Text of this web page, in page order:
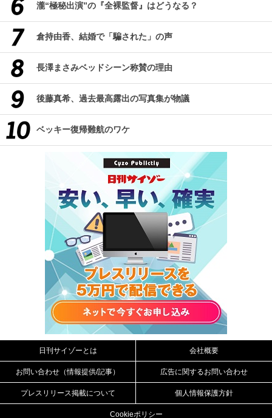
瀧“極秘出演”の『全裸監督』はどうなる？
倉持由香、結婚で「騙された」の声
長澤まさみベッドシーン称賛の理由
後藤真希、過去最高露出の写真集が物議
ベッキー復帰難航のワケ
日刊サイゾーとは 会社概要
お問い合わせ（情報提供/記事） 広告に関するお問い合わせ
プレスリリース掲載について 個人情報保護方針
Cookieポリシー